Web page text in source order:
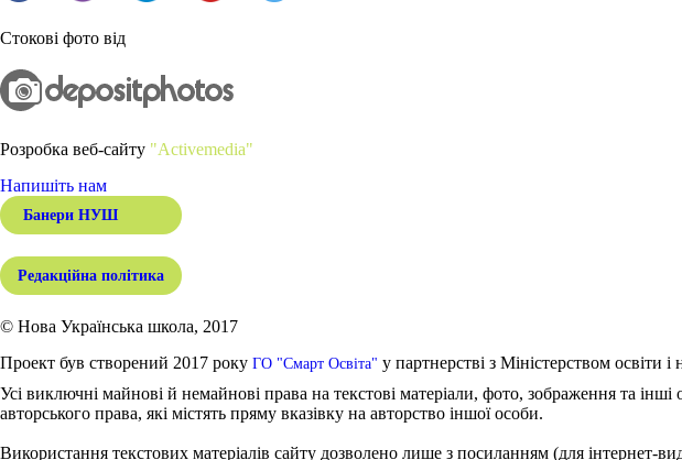
Стокові фото від
Розробка веб-сайту "Activemedia"
Напишіть нам
Банери НУШ
Редакційна політика
© Нова Українська школа, 2017
Проект був створений 2017 року ГО "Смарт Освіта" у партнерстві з Міністерством
Усі виключні майнові й немайнові права на текстові матеріали, фото, зображення та
авторського права, які містять пряму вказівку на авторство іншої особи.
Використання текстових матеріалів сайту дозволено лише з посиланням (для